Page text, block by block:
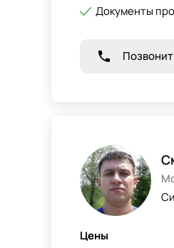
Документы
Цены